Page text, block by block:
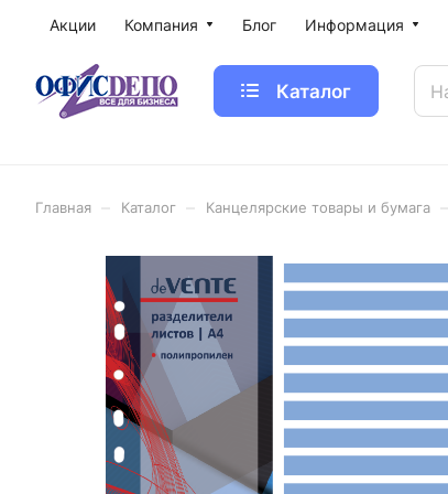
Акции Компания Блог Информация
Каталог
Главная Каталог Канцелярские товары и бумага